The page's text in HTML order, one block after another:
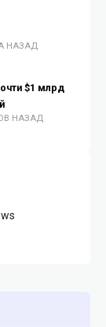
НАЗАД
$1 млрд
НАЗАД